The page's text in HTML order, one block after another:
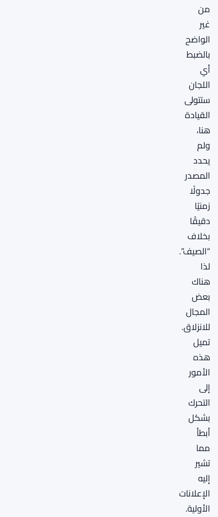
من
غير
الواضح
بالضبط
أي
اللجان
ستتولى
القيادة
هنا،
ولم
يحدد
المصدر
جدولًا
زمنيًا
دقيقًا
بخلاف
“الصيف”.
لذا
هناك
بعض
المجال
للانزلاق.
تميل
هذه
الأمور
إلى
التحرك
بشكل
أبطأ
مما
تشير
إليه
الإعلانات
الأولية.